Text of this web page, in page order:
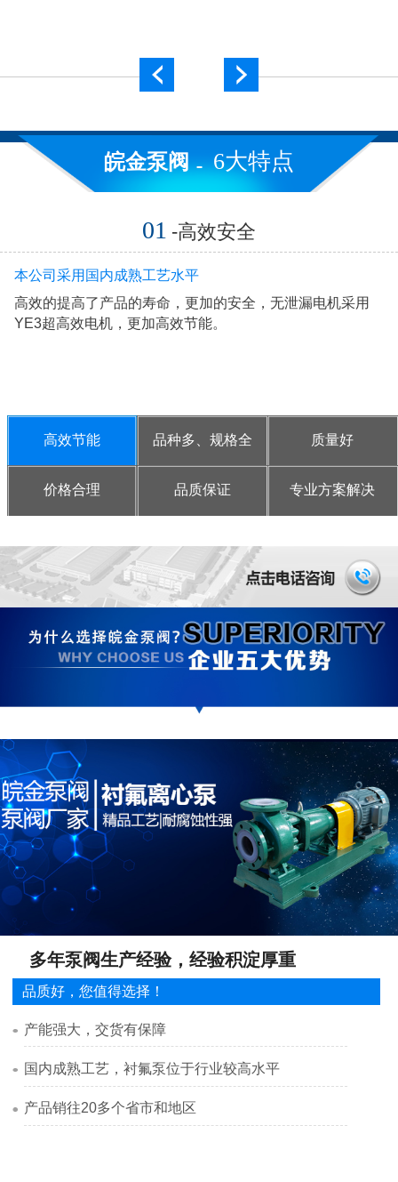
皖金泵阀 6大特点
01 -高效安全
本公司采用国内成熟工艺水平
高效的提高了产品的寿命，更加的安全，无泄漏电机采用
YE3超高效电机，更加高效节能。
高效节能 品种多、规格全 质量好
价格合理 品质保证 专业方案解决
多年泵阀生产经验，经验积淀厚重
品质好，您值得选择！
产能强大，交货有保障
国内成熟工艺，衬氟泵位于行业较高水平
产品销往20多个省市和地区